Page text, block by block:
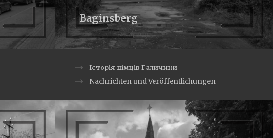
Baginsberg
Історія німців Галичини
Nachrichten und Veröffentlichungen